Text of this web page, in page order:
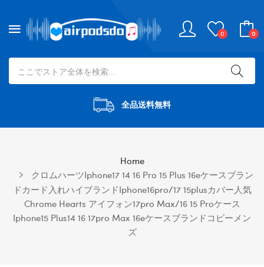
0 0
全品送料無料
Home
クロムハーツiphone17 14 16 Pro 15 Plus 16eケースブラン
ドカード入れハイブランドiphone16pro/17 15plusカバー人気
Chrome Hearts アイフォン17pro Max/16 15 Proケース
Iphone15 Plus14 16 17pro Max 16eケースブランドコピーメン
ズ